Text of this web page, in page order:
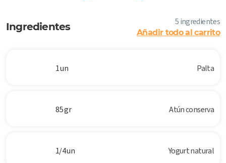
Ingredientes 5 ingredientes
Añadir todo al carrito
1 un Palta
85 gr Atún conserva
1/4 un Yogurt natural